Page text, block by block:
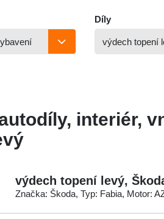
Díly
interiér,
výdech topení levý,
Značka: Škoda, Typ: Fabia, Motor: